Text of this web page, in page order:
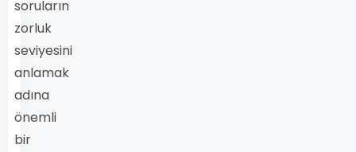
soruların
zorluk
seviyesini
anlamak
adına
önemli
bir